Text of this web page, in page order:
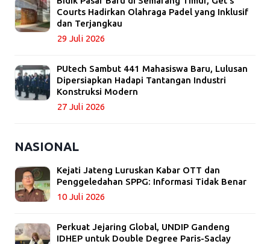
Courts Hadirkan Olahraga Padel yang Inklusif
dan Terjangkau
29 Juli 2026
PUtech Sambut 441 Mahasiswa Baru, Lulusan
Dipersiapkan Hadapi Tantangan Industri
Konstruksi Modern
27 Juli 2026
NASIONAL
Kejati Jateng Luruskan Kabar OTT dan
Penggeledahan SPPG: Informasi Tidak Benar
10 Juli 2026
Perkuat Jejaring Global, UNDIP Gandeng
IDHEP untuk Double Degree Paris-Saclay